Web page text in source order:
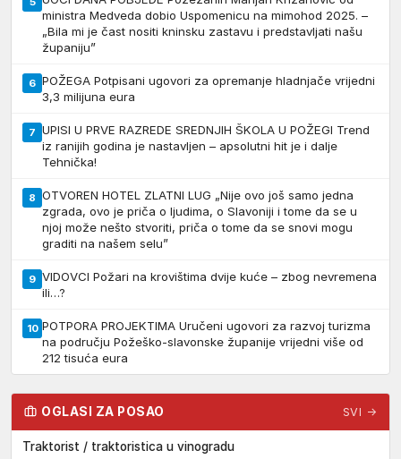
ministra Medveda dobio Uspomenicu na mimohod 2025. –
„Bila mi je čast nositi kninsku zastavu i predstavljati našu
županiju”
6 POŽEGA Potpisani ugovori za opremanje hladnjače vrijedni
3,3 milijuna eura
7 UPISI U PRVE RAZREDE SREDNJIH ŠKOLA U POŽEGI Trend
iz ranijih godina je nastavljen – apsolutni hit je i dalje
Tehnička!
8 OTVOREN HOTEL ZLATNI LUG „Nije ovo još samo jedna
zgrada, ovo je priča o ljudima, o Slavoniji i tome da se u
njoj može nešto stvoriti, priča o tome da se snovi mogu
graditi na našem selu”
9 VIDOVCI Požari na krovištima dvije kuće – zbog nevremena
ili…?
10 POTPORA PROJEKTIMA Uručeni ugovori za razvoj turizma
na području Požeško-slavonske županije vrijedni više od
212 tisuća eura
OGLASI ZA POSAO SVI →
Traktorist / traktoristica u vinogradu